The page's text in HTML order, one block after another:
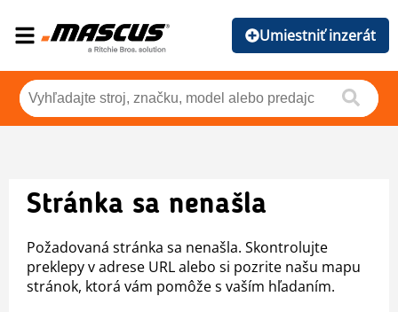
Umiestniť inzerát
Stránka sa nenašla
Požadovaná stránka sa nenašla. Skontrolujte
preklepy v adrese URL alebo si pozrite našu mapu
stránok, ktorá vám pomôže s vaším hľadaním.